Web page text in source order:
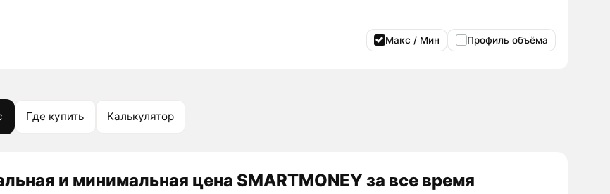
Макс / Мин Профиль объёма
Где купить Калькулятор
и минимальная цена SMARTMONEY за все время